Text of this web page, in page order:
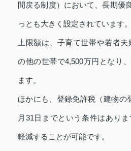
間戻る制度）において、長期優
っとも大きく設定されています。
上限額は、子育て世帯や若者
の他の世帯で4,500万円となり
ます。
ほかにも、登録免許税（建物の
月31日までという条件はあり
軽減することが可能です。